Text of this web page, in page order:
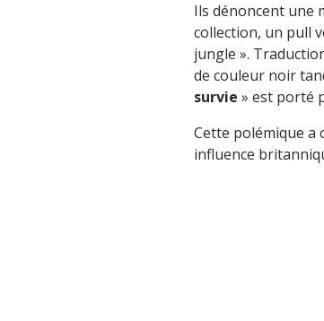
Ils dénoncent une
collection, un pull
jungle ».
de couleur noir
survie » est porté
Cette polémique a
influence